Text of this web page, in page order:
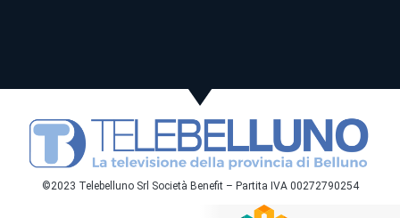
©2023 Telebelluno Srl Società Benefit – Partita IVA 00272790254